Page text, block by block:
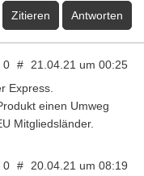
Zitieren Antworten
0 # 21.04.21 um 00:25
Express.
einen Umweg
Mitgliedsländer.
0 # 20.04.21 um 08:19